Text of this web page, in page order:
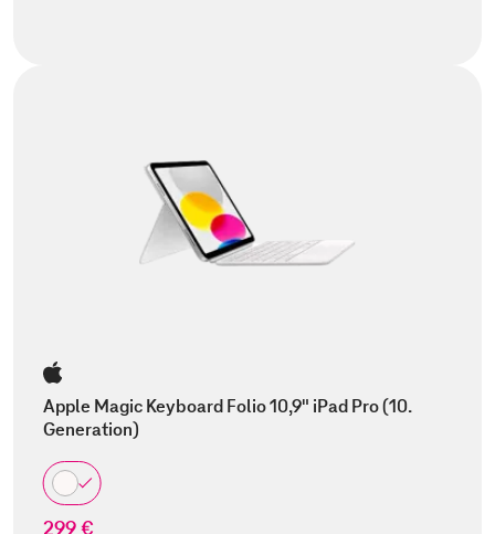
Apple Magic Keyboard Folio 10,9" iPad Pro (10.
Generation)
299 €